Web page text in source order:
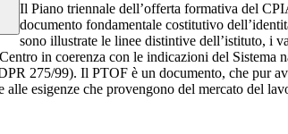
Il Piano triennale dell’offerta formativa del
documento fondamentale costitutivo
sono illustrate le linee distintive dell’istituto, i
in coerenza con le indicazioni del Sistema
275/99). Il PTOF è un documento, che pur
esigenze che provengono del mercato del